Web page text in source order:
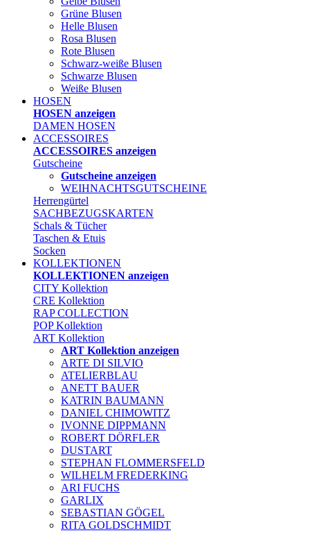
Grüne Blusen
Helle Blusen
Rosa Blusen
Rote Blusen
Schwarz-weiße Blusen
Schwarze Blusen
Weiße Blusen
HOSEN
HOSEN anzeigen
DAMEN HOSEN
ACCESSOIRES
ACCESSOIRES anzeigen
Gutscheine
Gutscheine anzeigen
WEIHNACHTSGUTSCHEINE
Herrengürtel
SACHBEZUGSKARTEN
Schals & Tücher
Taschen & Etuis
Socken
KOLLEKTIONEN
KOLLEKTIONEN anzeigen
CITY Kollektion
CRE Kollektion
RAP COLLECTION
POP Kollektion
ART Kollektion
ART Kollektion anzeigen
ARTE DI SILVIO
ATELIERBLAU
ANETT BAUER
KATRIN BAUMANN
DANIEL CHIMOWITZ
IVONNE DIPPMANN
ROBERT DÖRFLER
DUSTART
STEPHAN FLOMMERSFELD
WILHELM FREDERKING
ARI FUCHS
GARLIX
SEBASTIAN GÖGEL
RITA GOLDSCHMIDT